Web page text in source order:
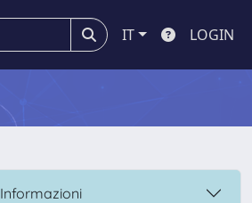
IT LOGIN
Informazioni